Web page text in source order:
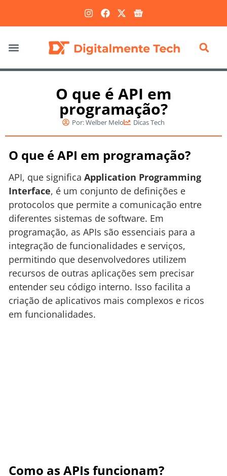
O que é API em
programação?
Por:Welber Melo Dicas Tech
O que é API em programação?
API, que significa Application Programming
Interface, é um conjunto de definições e
protocolos que permite a comunicação entre
diferentes sistemas de software. Em
programação, as APIs são essenciais para a
integração de funcionalidades e serviços,
permitindo que desenvolvedores utilizem
recursos de outras aplicações sem precisar
entender seu código interno. Isso facilita a
criação de aplicativos mais complexos e ricos
em funcionalidades.
Como as APIs funcionam?